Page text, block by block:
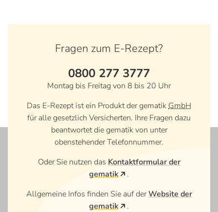
Fragen zum E-Rezept?
0800 277 3777
Montag bis Freitag von 8 bis 20 Uhr
Das E-Rezept ist ein Produkt der gematikGmbH
für alle gesetzlich Versicherten. Ihre Fragen dazu
beantwortet die gematik von unter
obenstehender Telefonnummer.
Oder Sie nutzen das Kontaktformular der
gematik
.
Allgemeine Infos finden Sie auf derWebsite der
gematik
.